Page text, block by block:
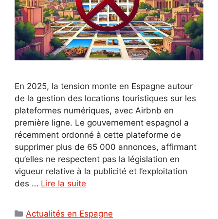
En 2025, la tension monte en Espagne autour
de la gestion des locations touristiques sur les
plateformes numériques, avec Airbnb en
première ligne. Le gouvernement espagnol a
récemment ordonné à cette plateforme de
supprimer plus de 65 000 annonces, affirmant
qu’elles ne respectent pas la législation en
vigueur relative à la publicité et l’exploitation
des … Lire la suite
Catégories
Actualités en Espagne